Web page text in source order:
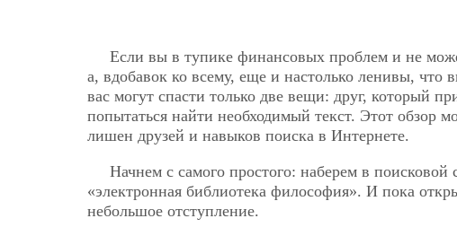
Если вы в тупике финансовых проблем и не
а, вдобавок ко всему, еще и настолько ленивы, что
вас могут спасти только две вещи: друг, который
попытаться найти необходимый текст. Этот обзор
лишен друзей и навыков поиска в Интернете.
Начнем с самого простого: наберем в поисковой
«электронная библиотека философия». И пока
небольшое отступление.